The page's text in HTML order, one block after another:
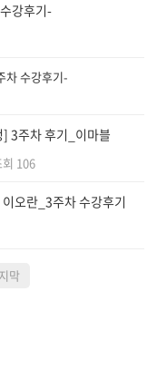
강후기-
차 수강후기-
3주차 후기_이마블
회 106
오란_3주차 수강후기
막